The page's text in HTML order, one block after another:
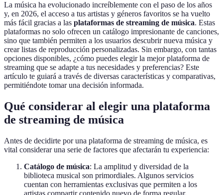
La música ha evolucionado increíblemente con el paso de los años
y, en 2026, el acceso a tus artistas y géneros favoritos se ha vuelto
más fácil gracias a las plataformas de streaming de música. Estas
plataformas no solo ofrecen un catálogo impresionante de canciones,
sino que también permiten a los usuarios descubrir nueva música y
crear listas de reproducción personalizadas. Sin embargo, con tantas
opciones disponibles, ¿cómo puedes elegir la mejor plataforma de
streaming que se adapte a tus necesidades y preferencias? Este
artículo te guiará a través de diversas características y comparativas,
permitiéndote tomar una decisión informada.
Qué considerar al elegir una plataforma
de streaming de música
Antes de decidirte por una plataforma de streaming de música, es
vital considerar una serie de factores que afectarán tu experiencia:
Catálogo de música: La amplitud y diversidad de la
biblioteca musical son primordiales. Algunos servicios
cuentan con herramientas exclusivas que permiten a los